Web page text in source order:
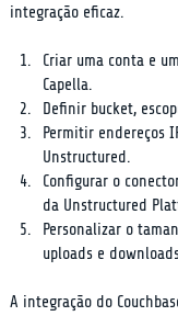
integração eficaz.
Criar uma conta e
Capella.
Definir bucket,
Permitir endereços
Unstructured.
Configurar o
da Unstructured
Personalizar o
uploads e
A integração do